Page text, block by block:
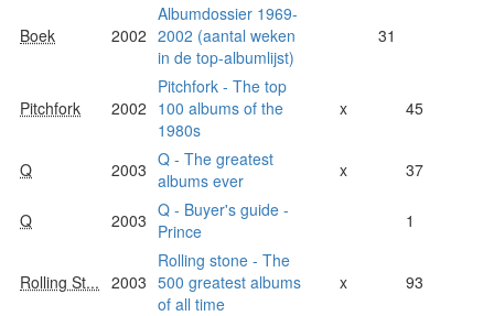
Boek 2002
Albumdossier 1969-
2002 (aantal weken
in de top-albumlijst)
31
Pitchfork 2002
Pitchfork - The top
100 albums of the
1980s
x 45
Q 2003 Q - The greatest
albums ever
x 37
Q 2003 Q - Buyer's guide -
Prince
1
Rolling St... 2003
Rolling stone - The
500 greatest albums
of all time
x 93